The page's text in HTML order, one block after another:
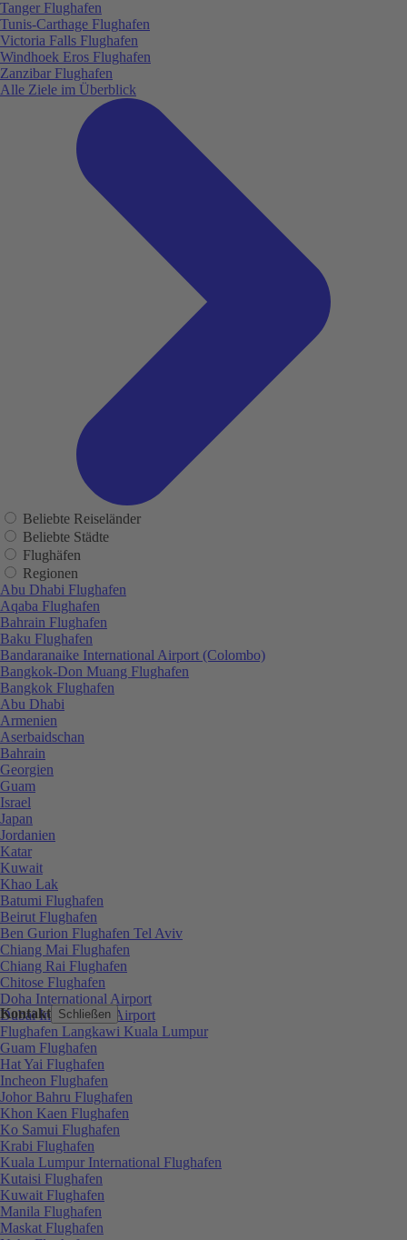
Kontakt Schließen
Tanger Flughafen
Tunis-Carthage Flughafen
Victoria Falls Flughafen
Windhoek Eros Flughafen
Zanzibar Flughafen
Alle Ziele im Überblick
Beliebte Reiseländer
Beliebte Städte
Flughäfen
Regionen
Abu Dhabi Flughafen
Aqaba Flughafen
Bahrain Flughafen
Baku Flughafen
Bandaranaike International Airport (Colombo)
Bangkok-Don Muang Flughafen
Bangkok Flughafen
Abu Dhabi
Armenien
Aserbaidschan
Bahrain
Georgien
Guam
Israel
Japan
Jordanien
Katar
Kuwait
Khao Lak
Batumi Flughafen
Beirut Flughafen
Ben Gurion Flughafen Tel Aviv
Chiang Mai Flughafen
Chiang Rai Flughafen
Chitose Flughafen
Doha International Airport
Dubai International Airport
Flughafen Langkawi Kuala Lumpur
Guam Flughafen
Hat Yai Flughafen
Incheon Flughafen
Johor Bahru Flughafen
Khon Kaen Flughafen
Ko Samui Flughafen
Krabi Flughafen
Kuala Lumpur International Flughafen
Kutaisi Flughafen
Kuwait Flughafen
Manila Flughafen
Maskat Flughafen